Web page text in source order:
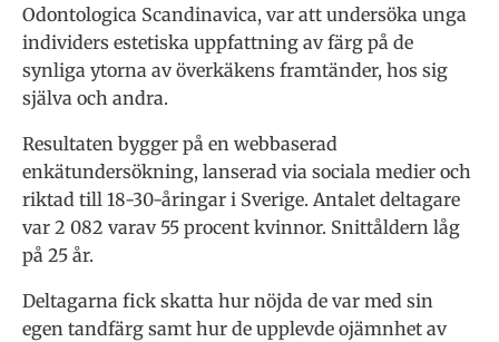
Odontologica Scandinavica, var att undersöka unga
individers estetiska uppfattning av färg på de
synliga ytorna av överkäkens framtänder, hos sig
själva och andra.
Resultaten bygger på en webbaserad
enkätundersökning, lanserad via sociala medier och
riktad till 18-30-åringar i Sverige. Antalet deltagare
var 2 082 varav 55 procent kvinnor. Snittåldern låg
på 25 år.
Deltagarna fick skatta hur nöjda de var med sin
egen tandfärg samt hur de upplevde ojämnhet av